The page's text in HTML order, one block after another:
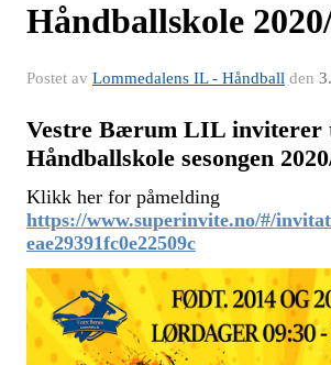
Håndballskole
Postet av Lommedalens IL - Håndball den
Vestre Bærum LIL inviterer
Håndballskole sesongen
Klikk her for påmelding
https://www.superinvite.no/#/
eae29391fc0e22509c